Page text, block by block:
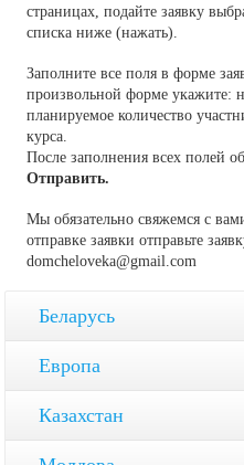
страницах, подайте заявку
списка ниже (нажать).
Заполните все поля в форме
произвольной форме укажите:
планируемое количество
курса.
После заполнения всех полей
Отправить.
Мы обязательно свяжемся с
отправке заявки отправьте
domcheloveka@gmail.com
Беларусь
Европа
Казахстан